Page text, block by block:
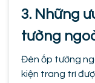
3. Những
tường
Đèn ốp tường
kiện trang trí